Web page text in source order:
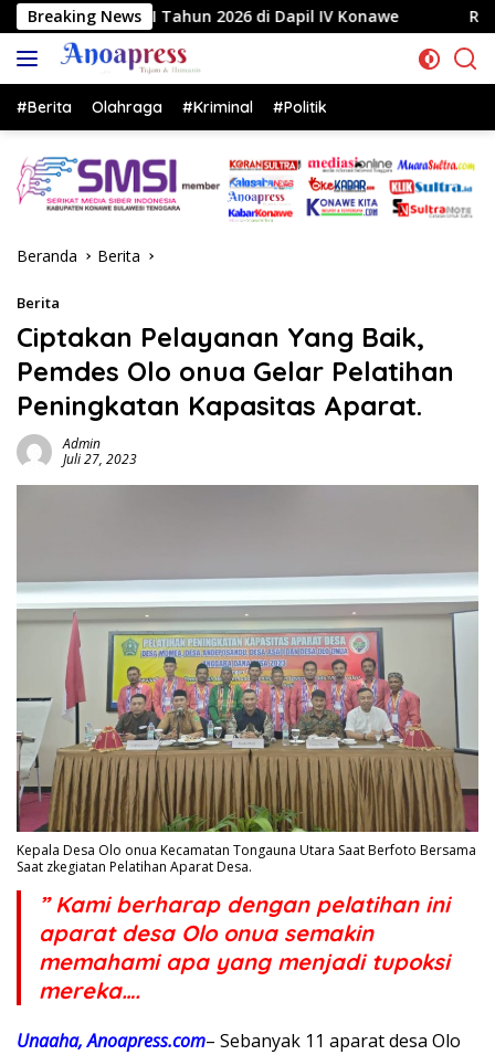
Langsung
ke
konten
Breaking News
Tahun 2026 di Dapil IV Konawe Reses di Labela,
#Berita Olahraga #Kriminal #Politik
Beranda Berita
Berita
Ciptakan Pelayanan Yang Baik,
Pemdes Olo onua Gelar Pelatihan
Peningkatan Kapasitas Aparat.
Admin
Juli 27, 2023
Kepala Desa Olo onua Kecamatan Tongauna Utara Saat Berfoto Bersama
Saat zkegiatan Pelatihan Aparat Desa.
” Kami berharap dengan pelatihan ini
aparat desa Olo onua semakin
memahami apa yang menjadi tupoksi
mereka….
Unaaha, Anoapress.com– Sebanyak 11 aparat desa Olo